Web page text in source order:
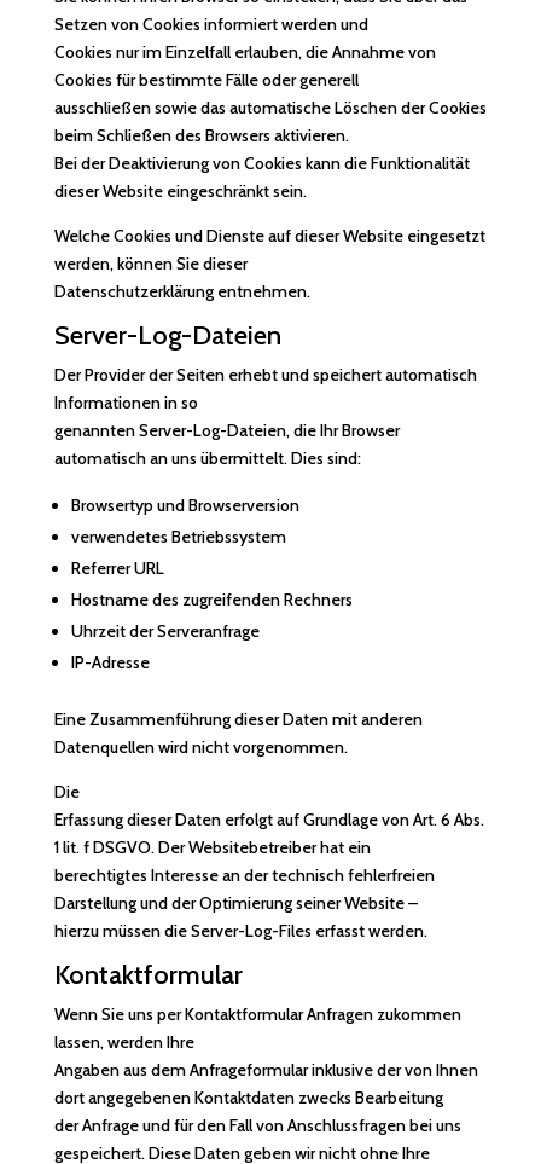
Setzen von Cookies informiert werden und
Cookies nur im Einzelfall erlauben, die Annahme von
Cookies für bestimmte Fälle oder generell
ausschließen sowie das automatische Löschen der Cookies
beim Schließen des Browsers aktivieren.
Bei der Deaktivierung von Cookies kann die Funktionalität
dieser Website eingeschränkt sein.
Welche Cookies und Dienste auf dieser Website eingesetzt
werden, können Sie dieser
Datenschutzerklärung entnehmen.
Server-Log-Dateien
Der Provider der Seiten erhebt und speichert automatisch
Informationen in so
genannten Server-Log-Dateien, die Ihr Browser
automatisch an uns übermittelt. Dies sind:
Browsertyp und Browserversion
verwendetes Betriebssystem
Referrer URL
Hostname des zugreifenden Rechners
Uhrzeit der Serveranfrage
IP-Adresse
Eine Zusammenführung dieser Daten mit anderen
Datenquellen wird nicht vorgenommen.
Die
Erfassung dieser Daten erfolgt auf Grundlage von Art. 6 Abs.
1 lit. f DSGVO. Der Websitebetreiber hat ein
berechtigtes Interesse an der technisch fehlerfreien
Darstellung und der Optimierung seiner Website –
hierzu müssen die Server-Log-Files erfasst werden.
Kontaktformular
Wenn Sie uns per Kontaktformular Anfragen zukommen
lassen, werden Ihre
Angaben aus dem Anfrageformular inklusive der von Ihnen
dort angegebenen Kontaktdaten zwecks Bearbeitung
der Anfrage und für den Fall von Anschlussfragen bei uns
gespeichert. Diese Daten geben wir nicht ohne Ihre